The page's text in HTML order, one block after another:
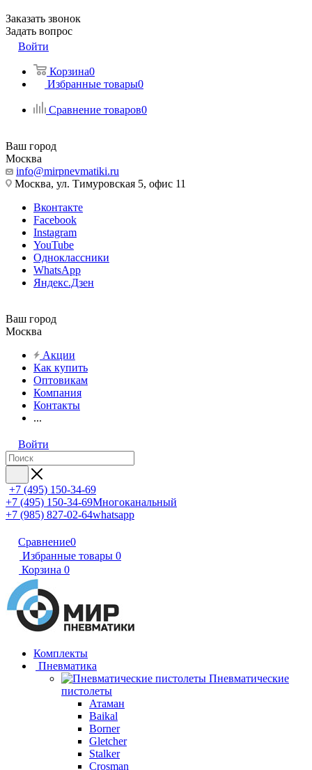
Заказать звонок
Задать вопрос
Войти
Корзина0
Избранные товары0
Сравнение товаров0
Ваш город
Москва
info@mirpnevmatiki.ru
Москва, ул. Тимуровская 5, офис 11
Вконтакте
Facebook
Instagram
YouTube
Одноклассники
WhatsApp
Яндекс.Дзен
Ваш город
Москва
Акции
Как купить
Оптовикам
Компания
Контакты
...
Войти
+7 (495) 150-34-69
+7 (495) 150-34-69Многоканальный
+7 (985) 827-02-64whatsapp
Сравнение0
Избранные товары 0
Корзина 0
Комплекты
Пневматика
Пневматические
пистолеты
Атаман
Baikal
Borner
Gletcher
Stalker
Crosman